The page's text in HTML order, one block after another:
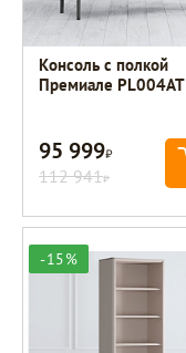
Консоль с полкой
Премиале PL004AT
95 999Р
112 941Р
-15%